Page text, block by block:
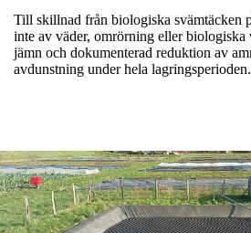
Till skillnad från biologiska svämtäcken
inte av väder, omrörning eller biologiska
jämn och dokumenterad reduktion av
avdunstning under hela lagringsperioden.